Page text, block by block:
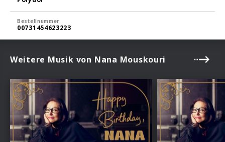
Bestellnummer
00731454623223
Weitere Musik von Nana Mouskouri